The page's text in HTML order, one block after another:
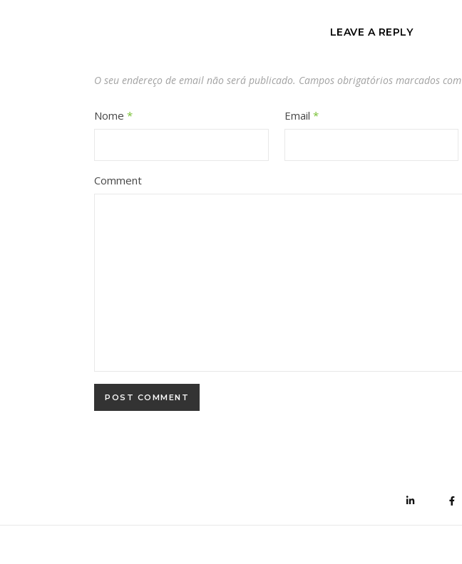
LEAVE A REPLY
O seu endereço de email não será publicado. Campos obrigatórios marcados com
Nome * Email *
Comment